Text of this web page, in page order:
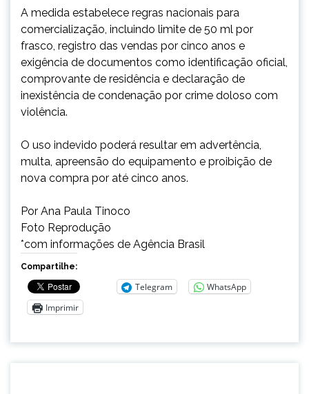
A medida estabelece regras nacionais para
comercialização, incluindo limite de 50 ml por
frasco, registro das vendas por cinco anos e
exigência de documentos como identificação oficial,
comprovante de residência e declaração de
inexistência de condenação por crime doloso com
violência.
O uso indevido poderá resultar em advertência,
multa, apreensão do equipamento e proibição de
nova compra por até cinco anos.
Por Ana Paula Tinoco
Foto Reprodução
*com informações de Agência Brasil
Compartilhe:
Telegram
WhatsApp
Imprimir